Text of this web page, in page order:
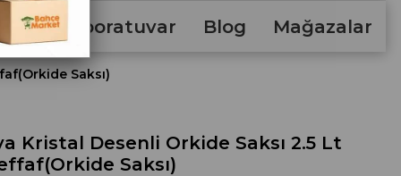
Laboratuvar Blog Mağazalar
Saksı)
Kristal Desenli Orkide Saksı 2.5 Lt
Saksı)